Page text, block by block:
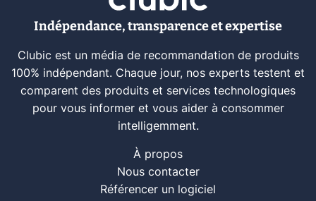
Indépendance, transparence et expertise
Clubic est un média de recommandation de produits
100% indépendant. Chaque jour, nos experts testent et
comparent des produits et services technologiques
pour vous informer et vous aider à consommer
intelligemment.
À propos
Nous contacter
Référencer un logiciel